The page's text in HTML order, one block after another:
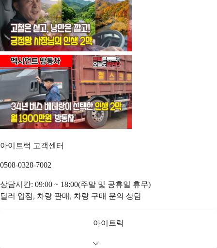
아이트럭 고객센터
0508-0328-7002
상담시간: 09:00 ~ 18:00(주말 및 공휴일 휴무)
딜러 입점, 차량 판매, 차량 구매 문의 상담
아이트럭